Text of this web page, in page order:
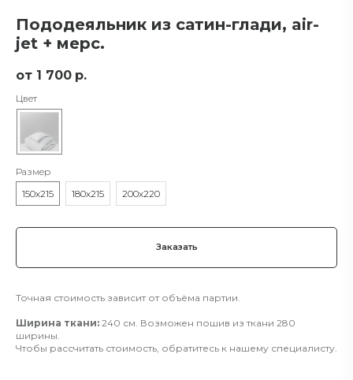
Пододеяльник из сатин-глади, air-
jet + мерс.
1 700 р.
Цвет
Размер
150х215
180х215 200х220
Заказать
Точная стоимость зависит от объёма партии.
Ширина ткани: 240 см. Возможен пошив из ткани 280
ширины.
Чтобы рассчитать стоимость, обратитесь к нашему специалисту.